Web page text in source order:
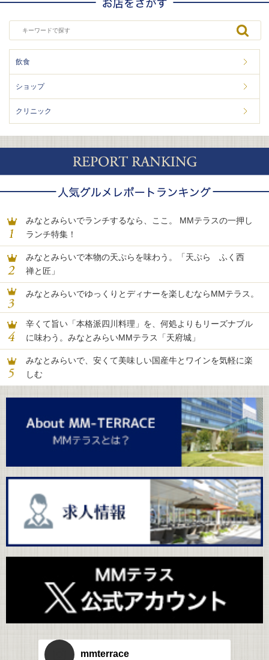
飲食
ショップ
クリニック
みなとみらいでランチするなら、ここ。 MMテラスの一押し
ランチ特集！
みなとみらいで本物の天ぷらを味わう。「天ぷら ふく西
禅と匠」
みなとみらいでゆっくりとディナーを楽しむならMMテラス。
辛くて旨い「本格派四川料理」を、何処よりもリーズナブル
に味わう。みなとみらいMMテラス「天府城」
みなとみらいで、安くて美味しい国産牛とワインを気軽に楽
しむ
mmterrace